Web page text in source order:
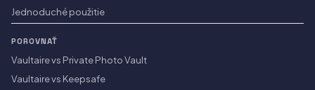
Jednoduché použitie
POROVNAŤ
Vaultaire vs Private Photo Vault
Vaultaire vs Keepsafe